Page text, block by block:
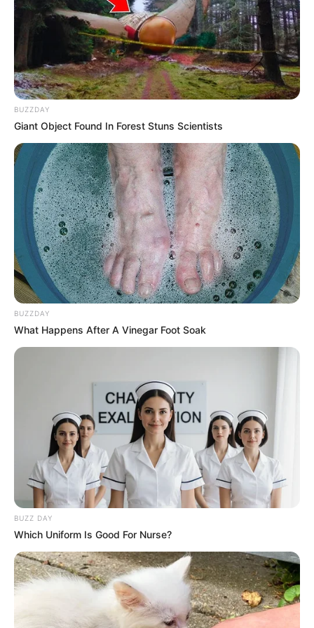
hubungan mereka berdua. Pasalnya, pekerjaan dirinya dan Roger
tidak akan mampu mencukupi kebutuhan hidup sehari-hari bila
mereka memutuskan untuk melanjutkan hubungan mereka untuk
hidup bersama.
BUZZDAY
Giant Object Found In Forest Stuns Scientists
BUZZDAY
What Happens After A Vinegar Foot Soak
BUZZ DAY
Which Uniform Is Good For Nurse?